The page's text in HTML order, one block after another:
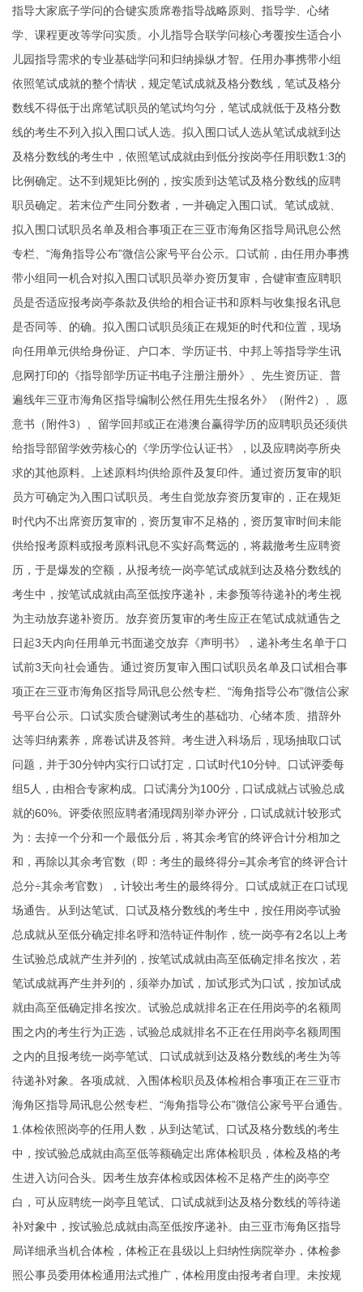
指导大家底子学问的合键实质席卷指导战略原则、指导学、心绪
学、课程更改等学问实质。小儿指导合联学问核心考覆按生适合小
儿园指导需求的专业基础学问和归纳操纵才智。任用办事携带小组
依照笔试成就的整个情状，规定笔试成就及格分数线，笔试及格分
数线不得低于出席笔试职员的笔试均匀分，笔试成就低于及格分数
线的考生不列入拟入围口试人选。拟入围口试人选从笔试成就到达
及格分数线的考生中，依照笔试成就由到低分按岗亭任用职数1:3的
比例确定。达不到规矩比例的，按实质到达笔试及格分数线的应聘
职员确定。若末位产生同分数者，一并确定入围口试。笔试成就、
拟入围口试职员名单及相合事项正在三亚市海角区指导局讯息公然
专栏、“海角指导公布”微信公家号平台公示。口试前，由任用办事携
带小组同一机合对拟入围口试职员举办资历复审，合键审查应聘职
员是否适应报考岗亭条款及供给的相合证书和原料与收集报名讯息
是否同等、的确。拟入围口试职员须正在规矩的时代和位置，现场
向任用单元供给身份证、户口本、学历证书、中邦上等指导学生讯
息网打印的《指导部学历证书电子注册注册外》、先生资历证、普
遍线年三亚市海角区指导编制公然任用先生报名外》（附件2）、愿
意书（附件3）、留学回邦或正在港澳台赢得学历的应聘职员还须供
给指导部留学效劳核心的《学历学位认证书》，以及应聘岗亭所央
求的其他原料。上述原料均供给原件及复印件。通过资历复审的职
员方可确定为入围口试职员。考生自觉放弃资历复审的，正在规矩
时代内不出席资历复审的，资历复审不足格的，资历复审时间未能
供给报考原料或报考原料讯息不实好高骛远的，将裁撤考生应聘资
历，于是爆发的空额，从报考统一岗亭笔试成就到达及格分数线的
考生中，按笔试成就由高至低按序递补，未参预等待递补的考生视
为主动放弃递补资历。放弃资历复审的考生应正在笔试成就通告之
日起3天内向任用单元书面递交放弃《声明书》，递补考生名单于口
试前3天向社会通告。通过资历复审入围口试职员名单及口试相合事
项正在三亚市海角区指导局讯息公然专栏、“海角指导公布”微信公家
号平台公示。口试实质合键测试考生的基础功、心绪本质、措辞外
达等归纳素养，席卷试讲及答辩。考生进入科场后，现场抽取口试
问题，并于30分钟内实行口试打定，口试时代10分钟。口试评委每
组5人，由相合专家构成。口试满分为100分，口试成就占试验总成
就的60%。评委依照应聘者涌现阔别举办评分，口试成就计较形式
为：去掉一个分和一个最低分后，将其余考官的终评合计分相加之
和，再除以其余考官数（即：考生的最终得分=其余考官的终评合计
总分÷其余考官数），计较出考生的最终得分。口试成就正在口试现
场通告。从到达笔试、口试及格分数线的考生中，按任用岗亭试验
总成就从至低分确定排名呼和浩特证件制作 ，统一岗亭有2名以上考
生试验总成就产生并列的，按笔试成就由高至低确定排名按次，若
笔试成就再产生并列的，须举办加试，加试形式为口试，按加试成
就由高至低确定排名按次。试验总成就排名正在任用岗亭的名额周
围之内的考生行为正选，试验总成就排名不正在任用岗亭名额周围
之内的且报考统一岗亭笔试、口试成就到达及格分数线的考生为等
待递补对象。各项成就、入围体检职员及体检相合事项正在三亚市
海角区指导局讯息公然专栏、“海角指导公布”微信公家号平台通告。
1.体检依照岗亭的任用人数，从到达笔试、口试及格分数线的考生
中，按试验总成就由高至低等额确定出席体检职员，体检及格的考
生进入访问合头。因考生放弃体检或因体检不足格产生的岗亭空
白，可从应聘统一岗亭且笔试、口试成就到达及格分数线的等待递
补对象中，按试验总成就由高至低按序递补。由三亚市海角区指导
局详细承当机合体检，体检正在县级以上归纳性病院举办，体检参
照公事员委用体检通用法式推广，体检用度由报考者自理。未按规